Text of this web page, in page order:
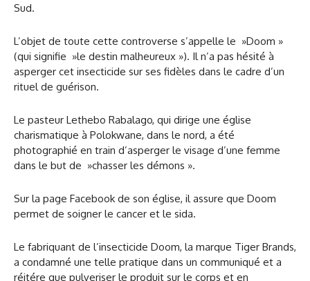
Sud.
L’objet de toute cette controverse s’appelle le »Doom »
(qui signifie »le destin malheureux »). Il n’a pas hésité à
asperger cet insecticide sur ses fidèles dans le cadre d’un
rituel de guérison.
Le pasteur Lethebo Rabalago, qui dirige une église
charismatique à Polokwane, dans le nord, a été
photographié en train d’asperger le visage d’une femme
dans le but de »chasser les démons ».
Sur la page Facebook de son église, il assure que Doom
permet de soigner le cancer et le sida.
Le fabriquant de l’insecticide Doom, la marque Tiger Brands,
a condamné une telle pratique dans un communiqué et a
réitére que pulveriser le produit sur le corps et en